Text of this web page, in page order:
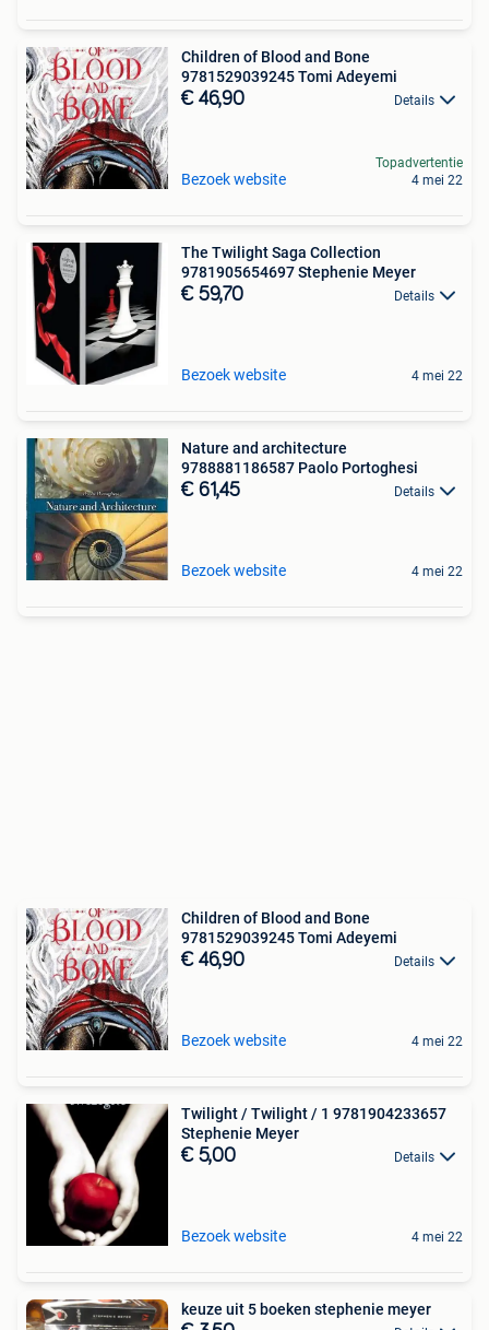
Children of Blood and Bone
9781529039245 Tomi Adeyemi
€ 46,90 Details
Bezoek website
Topadvertentie
4 mei 22
The Twilight Saga Collection
9781905654697 Stephenie Meyer
€ 59,70 Details
Bezoek website 4 mei 22
Nature and architecture
9788881186587 Paolo Portoghesi
€ 61,45 Details
Bezoek website 4 mei 22
Children of Blood and Bone
9781529039245 Tomi Adeyemi
€ 46,90 Details
Bezoek website 4 mei 22
Twilight / Twilight / 1 9781904233657
Stephenie Meyer
€ 5,00 Details
Bezoek website 4 mei 22
keuze uit 5 boeken stephenie meyer